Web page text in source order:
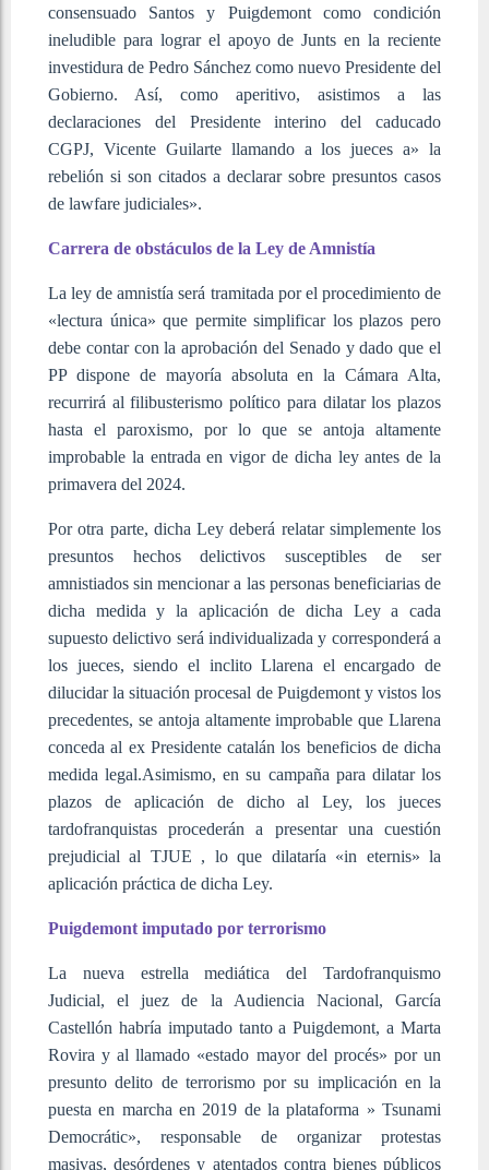
consensuado Santos y Puigdemont como condición
ineludible para lograr el apoyo de Junts en la reciente
investidura de Pedro Sánchez como nuevo Presidente del
Gobierno. Así, como aperitivo, asistimos a las
declaraciones del Presidente interino del caducado
CGPJ, Vicente Guilarte llamando a los jueces a» la
rebelión si son citados a declarar sobre presuntos casos
de lawfare judiciales».
Carrera de obstáculos de la Ley de Amnistía
La ley de amnistía será tramitada por el procedimiento de
«lectura única» que permite simplificar los plazos pero
debe contar con la aprobación del Senado y dado que el
PP dispone de mayoría absoluta en la Cámara Alta,
recurrirá al filibusterismo político para dilatar los plazos
hasta el paroxismo, por lo que se antoja altamente
improbable la entrada en vigor de dicha ley antes de la
primavera del 2024.
Por otra parte, dicha Ley deberá relatar simplemente los
presuntos hechos delictivos susceptibles de ser
amnistiados sin mencionar a las personas beneficiarias de
dicha medida y la aplicación de dicha Ley a cada
supuesto delictivo será individualizada y corresponderá a
los jueces, siendo el inclito Llarena el encargado de
dilucidar la situación procesal de Puigdemont y vistos los
precedentes, se antoja altamente improbable que Llarena
conceda al ex Presidente catalán los beneficios de dicha
medida legal.Asimismo, en su campaña para dilatar los
plazos de aplicación de dicho al Ley, los jueces
tardofranquistas procederán a presentar una cuestión
prejudicial al TJUE , lo que dilataría «in eternis» la
aplicación práctica de dicha Ley.
Puigdemont imputado por terrorismo
La nueva estrella mediática del Tardofranquismo
Judicial, el juez de la Audiencia Nacional, García
Castellón habría imputado tanto a Puigdemont, a Marta
Rovira y al llamado «estado mayor del procés» por un
presunto delito de terrorismo por su implicación en la
puesta en marcha en 2019 de la plataforma » Tsunami
Democrátic», responsable de organizar protestas
masivas, desórdenes y atentados contra bienes públicos